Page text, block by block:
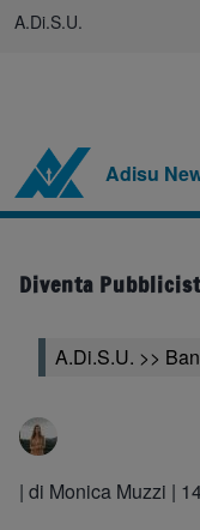
Rimando adisu
A.Di.S.U.
(opens in new tab)
NavigazioneAdisu
Diventa
A.Di.S.U. >>
| di Monica Muzzi |